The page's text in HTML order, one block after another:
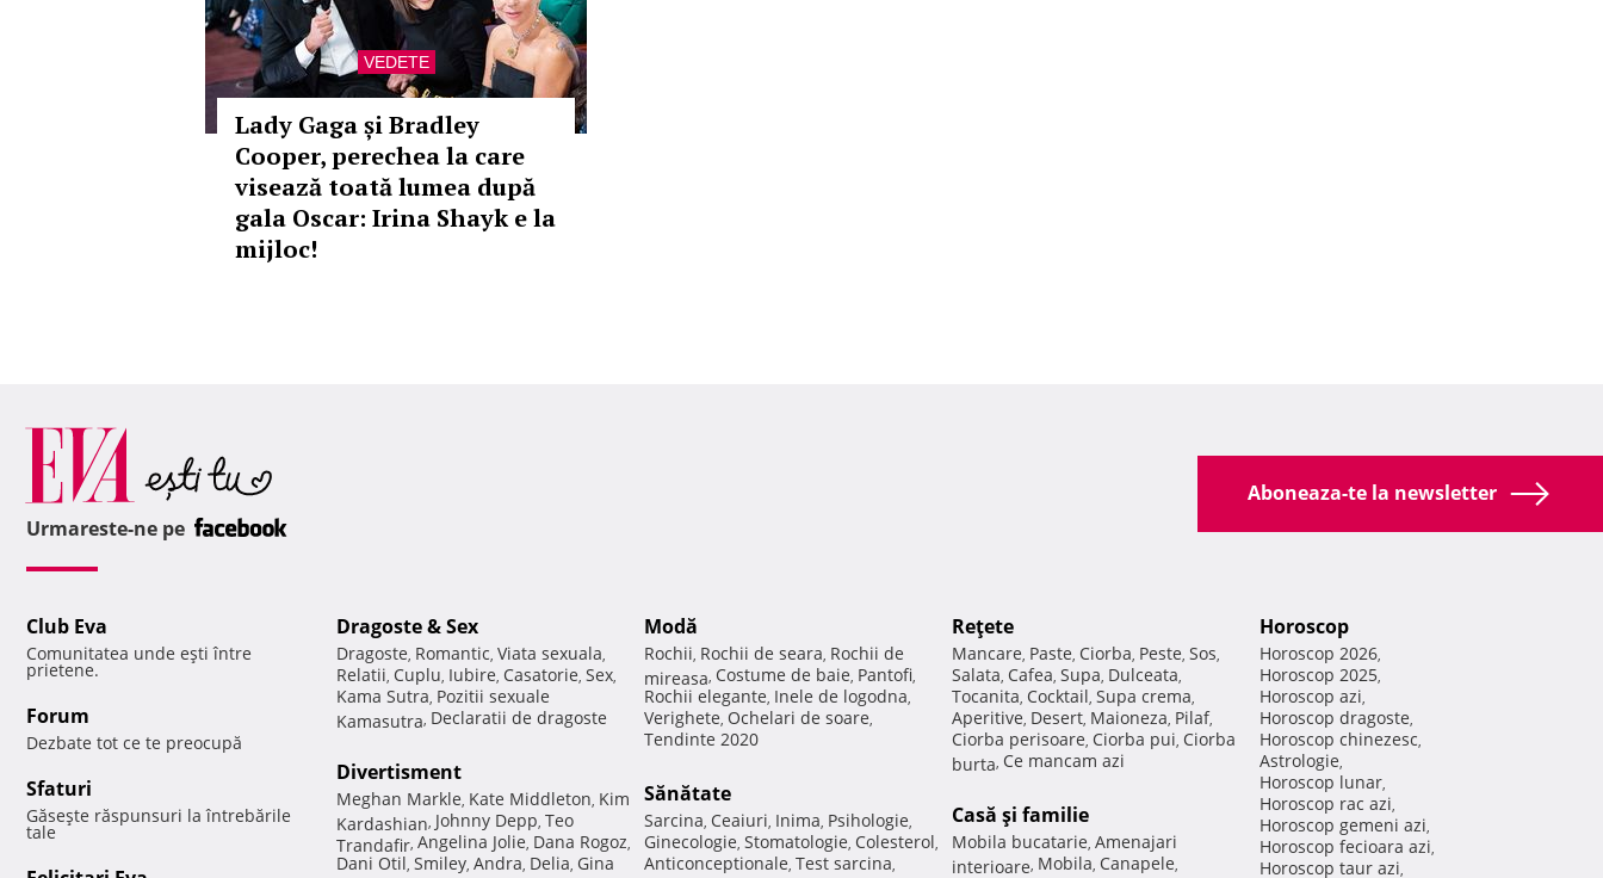
VEDETE
Lady Gaga și Bradley
Cooper, perechea la care
visează toată lumea după
gala Oscar: Irina Shayk e la
mijloc!
Aboneaza-te la newsletter
Urmareste-ne pe
Club Eva
Comunitatea unde eşti între
prietene.
Forum
Dezbate tot ce te preocupă
Sfaturi
Găseşte răspunsuri la întrebările
tale
Dragoste & Sex
Dragoste, Romantic, Viata sexuala,
Relatii, Cuplu, Iubire, Casatorie, Sex,
Kama Sutra, Pozitii sexuale
Kamasutra, Declaratii de dragoste
Divertisment
Meghan Markle, Kate Middleton, Kim
Kardashian, Johnny Depp, Teo
Trandafir, Angelina Jolie, Dana Rogoz,
Dani Otil, Smiley, Andra, Delia, Gina
Modă
Rochii, Rochii de seara, Rochii de
mireasa, Costume de baie, Pantofi,
Rochii elegante, Inele de logodna,
Verighete, Ochelari de soare,
Tendinte 2020
Sănătate
Sarcina, Ceaiuri, Inima, Psihologie,
Ginecologie, Stomatologie, Colesterol,
Anticonceptionale, Test sarcina,
Reţete
Mancare, Paste, Ciorba, Peste, Sos,
Salata, Cafea, Supa, Dulceata,
Tocanita, Cocktail, Supa crema,
Aperitive, Desert, Maioneza, Pilaf,
Ciorba perisoare, Ciorba pui, Ciorba
burta, Ce mancam azi
Casă şi familie
Mobila bucatarie, Amenajari
interioare, Mobila, Canapele,
Horoscop
Horoscop 2026,
Horoscop 2025,
Horoscop azi,
Horoscop dragoste,
Horoscop chinezesc,
Astrologie,
Horoscop lunar,
Horoscop rac azi,
Horoscop gemeni azi,
Horoscop fecioara azi,
Horoscop taur azi,